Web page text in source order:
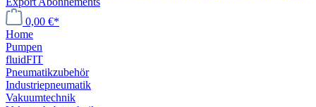
0,00 €*
Home
Pumpen
fluidFIT
Pneumatikzubehör
Industriepneumatik
Vakuumtechnik